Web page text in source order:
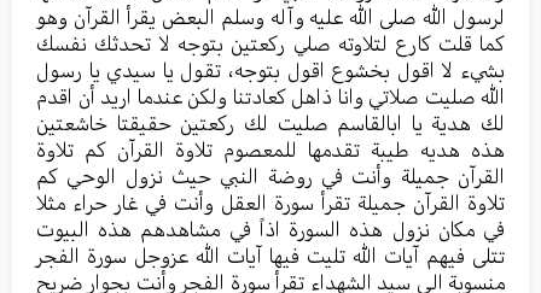
لرسول الله صلى الله عليه وآله وسلم البعض يقرأ القرآن وهو
كما قلت كارع لتلاوته صلي ركعتين بتوجه لا تحدثك نفسك
بشيء لا اقول بخشوع اقول بتوجه، تقول يا سيدي يا رسول
الله صليت صلاتي وانا ذاهل كعادتنا ولكن عندما اريد أن اقدم
لك هدية يا ابالقاسم صليت لك ركعتين حقيقتا خاشعتين
هذه هديه طيبة تقدمها للمعصوم تلاوة القرآن كم تلاوة
القرآن جميلة وأنت في روضة النبي حيث نزول الوحي كم
تلاوة القرآن جميلة تقرأ سورة العقل وأنت في غار حراء مثلا
في مكان نزول هذه السورة اذاً في مشاهدهم هذه البيوت
تتلى فيهم آيات الله تليت فيها آيات الله عزوجل سورة الفجر
منسوبة الى سيد الشهداء تقرأ سورة الفجر وأنت بجوار ضريح